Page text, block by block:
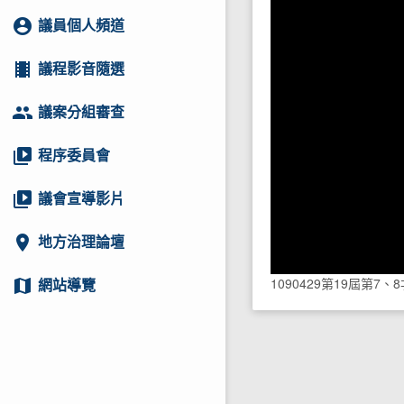
account_circle 議員個人頻道
local_movies 議程影音隨選
group 議案分組審查
video_library 程序委員會
video_library 議會宣導影片
location_on 地方治理論壇
map 網站導覽 1090429第19屆第7、